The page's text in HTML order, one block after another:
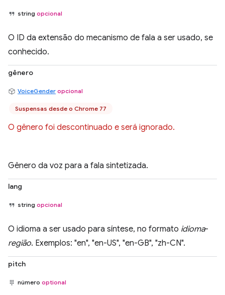
string opcional
O ID da extensão do mecanismo de fala a ser usado, se
conhecido.
gênero
VoiceGender opcional
Suspensas desde o Chrome 77
O gênero foi descontinuado e será ignorado.
Gênero da voz para a fala sintetizada.
lang
string opcional
O idioma a ser usado para síntese, no formato idioma-
região. Exemplos: "en", "en-US", "en-GB", "zh-CN".
pitch
número optional